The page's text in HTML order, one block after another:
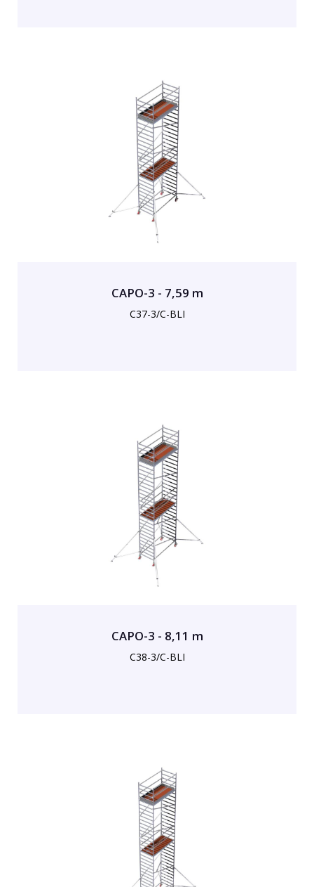
CAPO-3 - 7,59 m
C37-3/C-BLI
CAPO-3 - 8,11 m
C38-3/C-BLI